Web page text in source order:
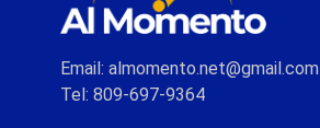
Email: almomento.net@gmail.com
Tel: 809-697-9364